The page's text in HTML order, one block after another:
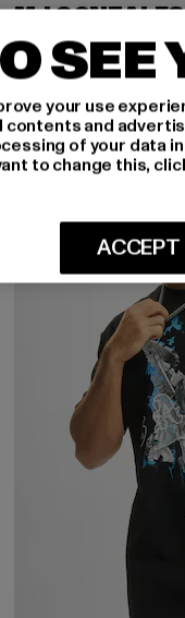
MJ GONZALES
28,79 EUR
Derzeitiger Preis:
39,99 EUR
-20%
SEE
your use
and
of your data
to change this,
ACCEPT